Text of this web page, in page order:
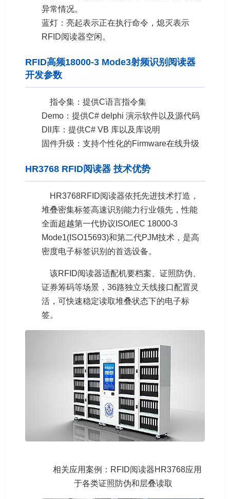
异常情况。
蓝灯：亮起表示正在执行命令，熄灭表示
RFID阅读器空闲。
RFID高频18000-3 Mode3射频识别阅读器
开发参数
指令集：提供C语言指令集
Demo：提供C# delphi 演示软件以及源代码
Dll库：提供C# VB 库以及库说明
固件升级：支持个性化的Firmware在线升级
HR3768 RFID阅读器 技术优势
HR3768RFID阅读器依托先进技术打造，
堆叠密集标签高速识别能力行业领先，性能
全面超越第一代协议ISO/IEC 18000-3
Mode1(ISO15693)和第二代PJM技术，是高
密度电子标签识别的首选设备。
该RFID阅读器适配机要档案、证照防伪、
证券筹码等场景，36路独立天线接口配置灵
活，可快速稳定读取堆叠状态下的电子标
签。
相关应用案例：RFID阅读器HR3768应用
于各类证照防伪和层叠读取